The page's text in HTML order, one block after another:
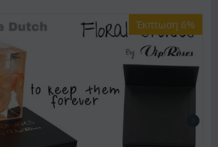
Έκπτωση 6%